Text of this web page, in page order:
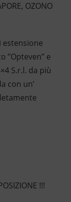
OZONO
estensione
”Opteven” e
S.r.l. da più
con un’
!!!